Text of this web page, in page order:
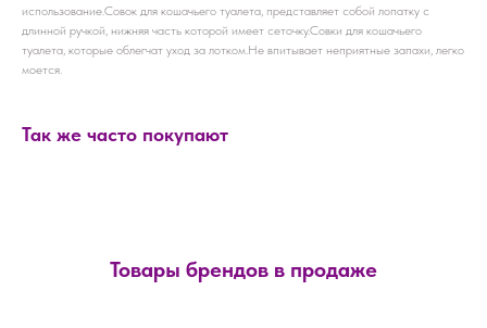
использование.Совок для кошачьего туалета, представляет собой лопатку с
длинной ручкой, нижняя часть которой имеет сеточку.Совки для кошачьего
туалета, которые облегчат уход за лотком.Не впитывает неприятные запахи, легко
моется.
Так же часто покупают
Товары брендов в продаже